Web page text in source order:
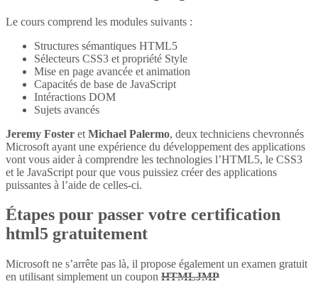
Le cours comprend les modules suivants :
Structures sémantiques HTML5
Sélecteurs CSS3 et propriété Style
Mise en page avancée et animation
Capacités de base de JavaScript
Intéractions DOM
Sujets avancés
Jeremy Foster et Michael Palermo, deux techniciens chevronnés
Microsoft ayant une expérience du développement des applications
vont vous aider à comprendre les technologies l’HTML5, le CSS3
et le JavaScript pour que vous puissiez créer des applications
puissantes à l’aide de celles-ci.
Étapes pour passer votre certification
html5 gratuitement
Microsoft ne s’arrête pas là, il propose également un examen gratuit
en utilisant simplement un coupon HTMLJMP